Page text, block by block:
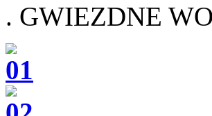
. GWIEZDNE